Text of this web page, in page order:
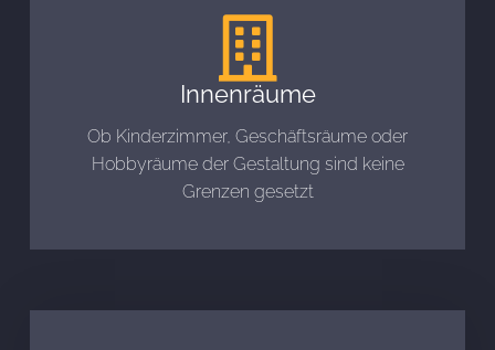
Innenräume
Ob Kinderzimmer, Geschäftsräume oder
Hobbyräume der Gestaltung sind keine
Grenzen gesetzt